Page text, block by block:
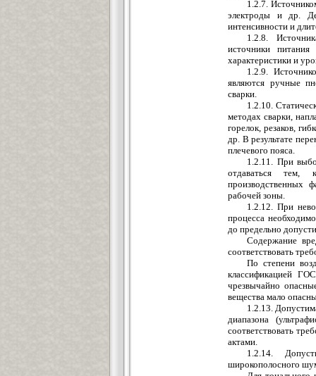
1.2.7.
электроды и др.
интенсивности и
1.2.8.
источники
характеристики и
1.2.9.
являются ручные
сварки.
1.2.10.
методах сварки,
горелок, резаков,
др. В результате
плечевого пояса.
1.2.11. При
отдаваться тем,
производственных
рабочей зоны.
1.2.12. При
процесса
до предельно
Содержание
соответствовать
По степени
классификацией
чрезвычайно
вещества мало
1.2.13.
диапазона
соответствовать
актами.
1.2.14.
широкополосного